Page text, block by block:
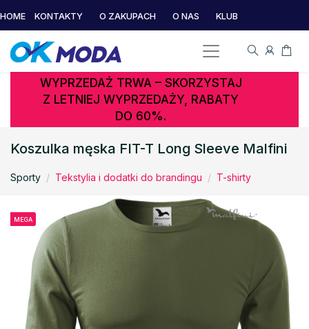
HOME KONTAKTY O ZAKUPACH O NAS KLUB
WYPRZEDAŻ TRWA – SKORZYSTAJ
Z LETNIEJ WYPRZEDAŻY, RABATY
DO 60%.
Koszulka męska FIT-T Long Sleeve Malfini
Sporty Tekstylia i dodatki do brandingu T-shirty
MEGA